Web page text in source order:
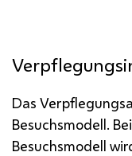
Das
Besuchsmodell.
Besuchsmodell